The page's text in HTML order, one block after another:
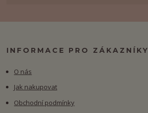
INFORMACE PRO ZÁKAZNÍKY
O nás
Jak nakupovat
Obchodní podmínky